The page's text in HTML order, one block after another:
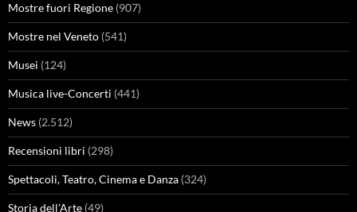
Mostre fuori Regione (907)
Mostre nel Veneto (541)
Musei (124)
Musica live-Concerti (441)
News (2.512)
Recensioni libri (298)
Spettacoli, Teatro, Cinema e Danza (324)
Storia dell'Arte (49)